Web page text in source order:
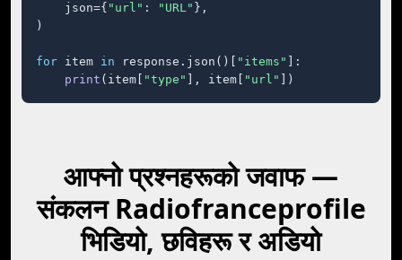
    json={
"url" : "URL" },
)
for item in response.json()[ "items"
]:
print (item[ "type" ], item[ "url" ])
आफ्नो प्रश्नहरूको जवाफ —
संकलन Radiofranceprofile
भिडियो, छविहरू र अडियो